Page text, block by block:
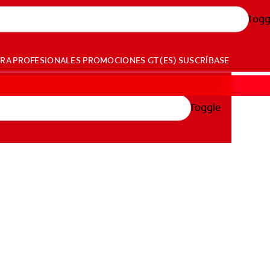
PROFESIONALES PROMOCIONES GT (ES) SUSCRÍBASE
Toggle